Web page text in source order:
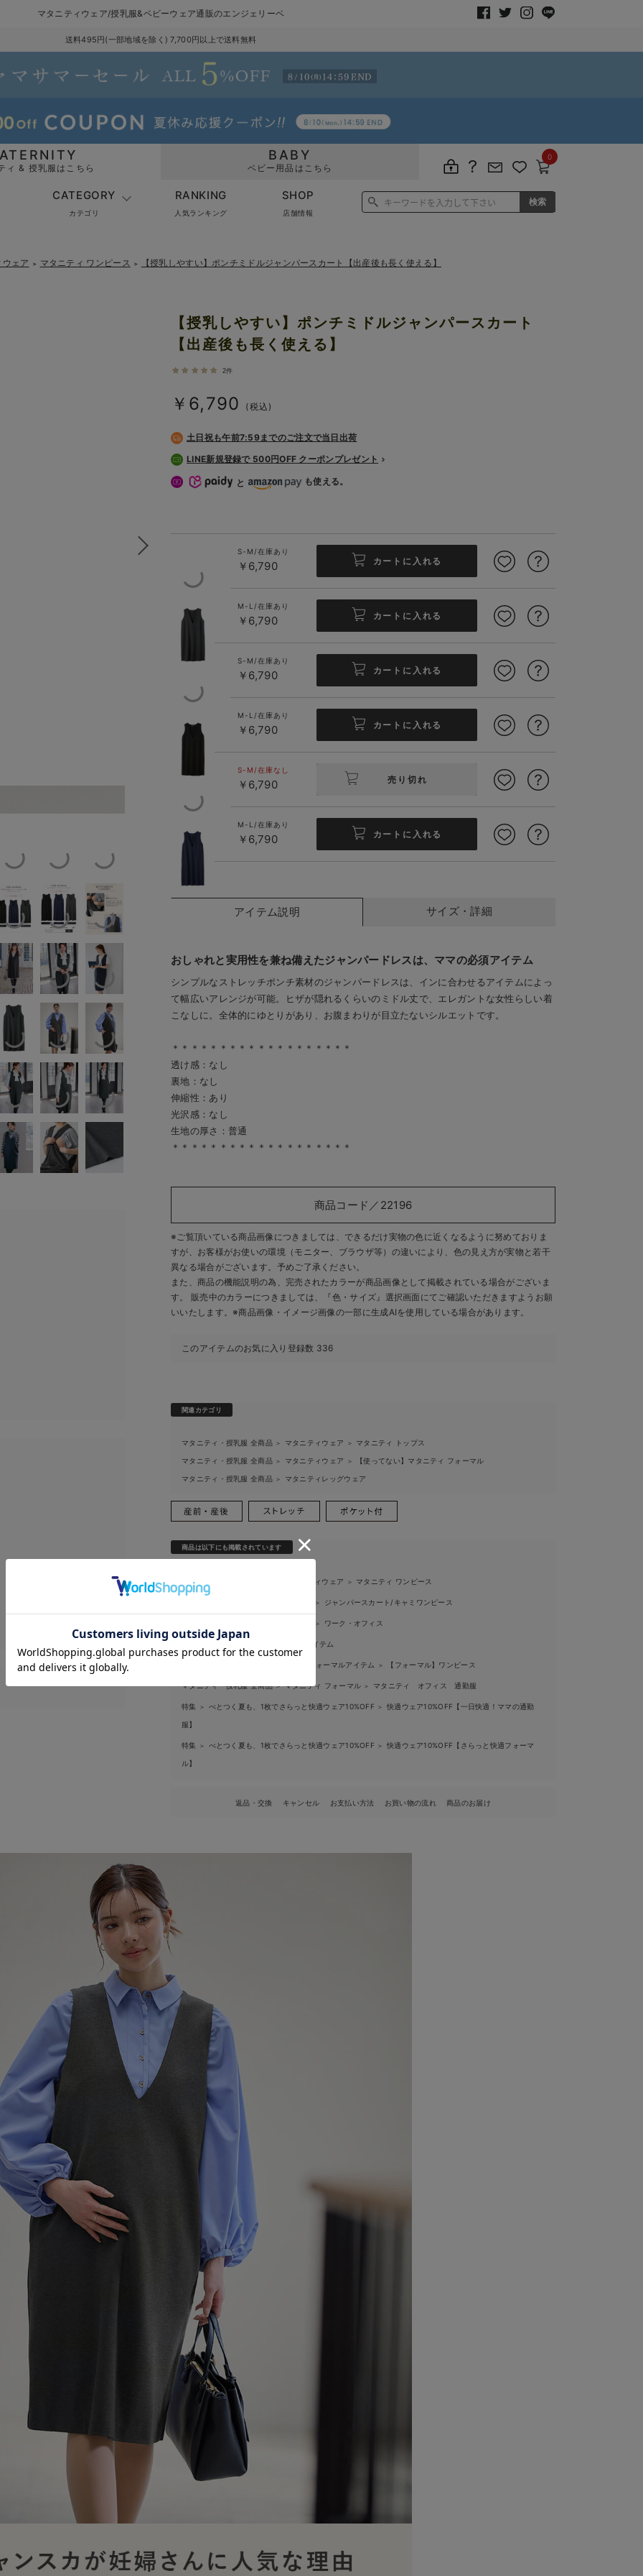
マタニティウェア/授乳服&ベビーウェア通販のエンジェリーベ
送料495円(一部地域を除く) 7,700円以上で送料無料
ィ & 授乳服はこちら
BABY
ベビー用品はこちら
0
CATEGORY
カテゴリ
RANKING
人気ランキング
SHOP
店舗情報
ェア ＞ マタニティ ワンピース ＞ 【授乳しやすい】ポンチミドルジャンパースカート【出産後も長く使える】
お仕事着として高評価
【授乳しやすい】ポンチミドルジャンパースカート
【出産後も長く使える】
2件
￥6,790 (税込)
土日祝も午前7:59までのご注文で当日出荷
LINE新規登録で 500円OFF クーポンプレゼント
と も使える。
杢チャコー
ル
S-M/在庫あり
￥6,790 カートに入れる
M-L/在庫あり
￥6,790 カートに入れる
ブラック
S-M/在庫あり
￥6,790 カートに入れる
M-L/在庫あり
￥6,790 カートに入れる
ネイビー
S-M/在庫なし
￥6,790 売り切れ
M-L/在庫あり
￥6,790 カートに入れる
アイテム説明 サイズ・詳細
おしゃれと実用性を兼ね備えたジャンパードレスは、ママの必須アイテム
シンプルなストレッチポンチ素材のジャンパードレスは、インに合わせるアイテムによっ
て幅広いアレンジが可能。ヒザが隠れるくらいのミドル丈で、エレガントな女性らしい着
こなしに。全体的にゆとりがあり、お腹まわりが目立たないシルエットです。
＊＊＊＊＊＊＊＊＊＊＊＊＊＊＊＊＊＊＊
透け感：なし
裏地：なし
伸縮性：あり
光沢感：なし
生地の厚さ：普通
＊＊＊＊＊＊＊＊＊＊＊＊＊＊＊＊＊＊＊
商品コード／22196
※ご覧頂いている商品画像につきましては、できるだけ実物の色に近くなるように努めておりま
すが、 お客様がお使いの環境（モニター、ブラウザ等）の違いにより、色の見え方が実物と若干
異なる場合がございます。予めご了承ください。
また、商品の機能説明の為、完売されたカラーが商品画像として掲載されている場合がございま
す。 販売中のカラーにつきましては、『色・サイズ』選択画面にてご確認いただきますようお願
いいたします。 ※商品画像・イメージ画像の一部に生成AIを使用している場合があります。
このアイテムのお気に入り登録数 336
関連カテゴリ
マタニティ・授乳服 全商品 ＞ マタニティウェア ＞ マタニティ トップス
マタニティ・授乳服 全商品 ＞ マタニティウェア ＞ 【使ってない】マタニティ フォーマル
マタニティ・授乳服 全商品 ＞ マタニティレッグウェア
商品は以下にも掲載されています
マタニティ・授乳服 全商品 マタニティウェア ＞ マタニティ ワンピース
＞ ジャンパースカート/キャミワンピース
＞ ワーク・オフィス
買って正解！高評価レビューアイテム
セレモニーも通勤もOK！春のフォーマルアイテム ＞ 【フォーマル】ワンピース
マタニティ・授乳服 全商品＞ マタニティ フォーマル ＞ マタニティ オフィス 通勤服
特集 ＞ べとつく夏も、1枚でさらっと快適ウェア10%OFF ＞ 快適ウェア10%OFF【一日快適！ママの通勤
服】
特集 ＞ べとつく夏も、1枚でさらっと快適ウェア10%OFF ＞ 快適ウェア10%OFF【さらっと快適フォーマ
ル】
返品・交換 キャンセル お支払い方法 お買い物の流れ 商品のお届け
カートへ進む
お気に入り商品を確認する